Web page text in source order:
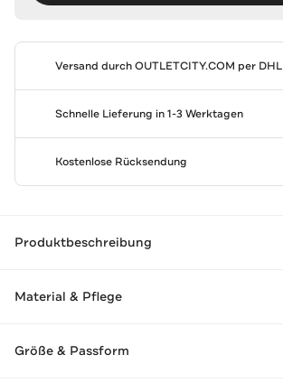
Versand durchOUTLETCITY.COM per DHL
Schnelle Lieferung in 1-3 Werktagen
Kostenlose Rücksendung
Produktbeschreibung
Material & Pflege
Größe & Passform